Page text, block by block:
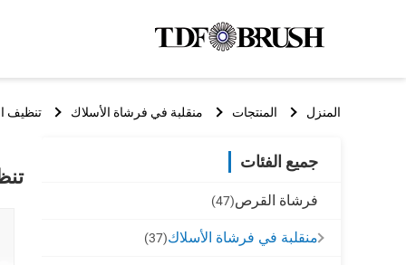
المنزل المنتجات منقلبة في فرشاة الأسلاك تنظيف
جميع الفئات
فرشاة القرص(47)
منقلبة في فرشاة الأسلاك(37)